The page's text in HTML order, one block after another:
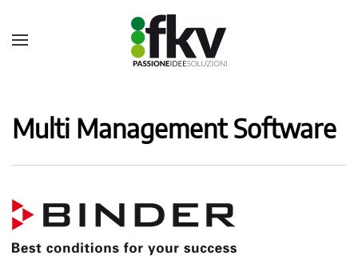
Multi Management Software